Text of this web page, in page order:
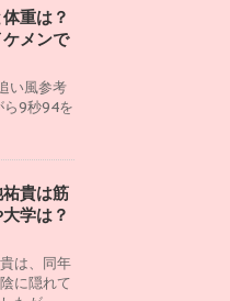
重は？
メンで
い風参考
ら9秒94を
貴は筋
学は？
は、同年
に隠れて